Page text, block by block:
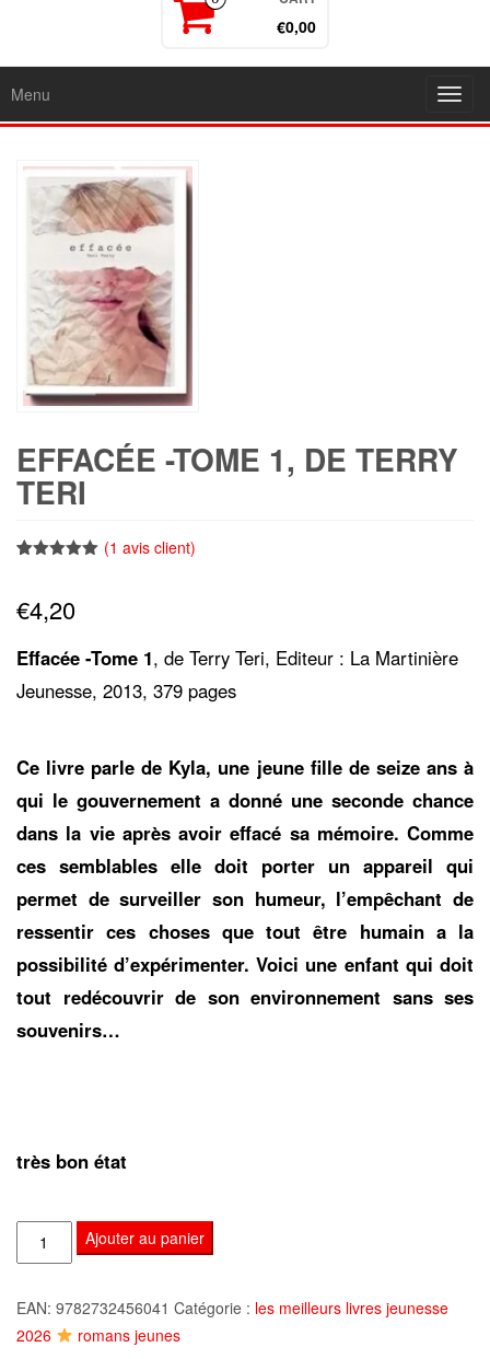
€0,00
Menu
EFFACÉE -TOME 1, DE TERRY
TERI
basé sur
notation
(1 avis client)
€4,20
Effacée -Tome 1, de Terry Teri, Editeur : La Martinière
Jeunesse, 2013, 379 pages
Ce livre parle de Kyla, une jeune fille de seize ans à
qui le gouvernement a donné une seconde chance
dans la vie après avoir effacé sa mémoire. Comme
ces semblables elle doit porter un appareil qui
permet de surveiller son humeur, l’empêchant de
ressentir ces choses que tout être humain a la
possibilité d’expérimenter. Voici une enfant qui doit
tout redécouvrir de son environnement sans ses
souvenirs…
très bon état
quantité
de
-
Tome
Ajouter au panier
EAN: 9782732456041 Catégorie : les meilleurs livres jeunesse
2026
romans jeunes